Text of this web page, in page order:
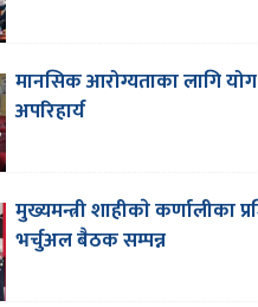
मानसिक आरोग्यताका लागि
अपरिहार्य
मुख्यमन्त्री शाहीकाे कर्णालीका
भर्चुअल बैठक सम्पन्न